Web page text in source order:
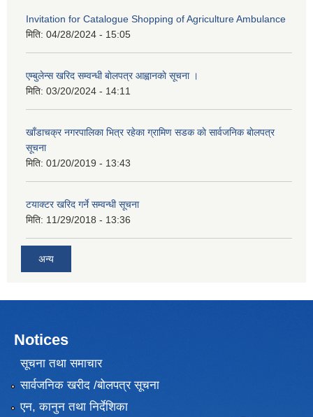
Invitation for Catalogue Shopping of Agriculture Ambulance
मिति: 04/28/2024 - 15:05
एम्बुलेन्स खरिद सम्वन्धी बाेलपत्र आह्वानकाे सूचना ।
मिति: 03/20/2024 - 14:11
खाँडाचक्र नगरपालिका भित्र रहेका ग्रामिण सडक काे सार्वजनिक बाेलपत्र
सूचना
मिति: 01/20/2019 - 13:43
टयाक्टर खरिद गर्ने सम्वन्धी सूचना
मिति: 11/29/2018 - 13:36
अन्य
Notices
सूचना तथा समाचार
सार्वजनिक खरीद /बोलपत्र सूचना
एन, कानुन तथा निर्देशिका